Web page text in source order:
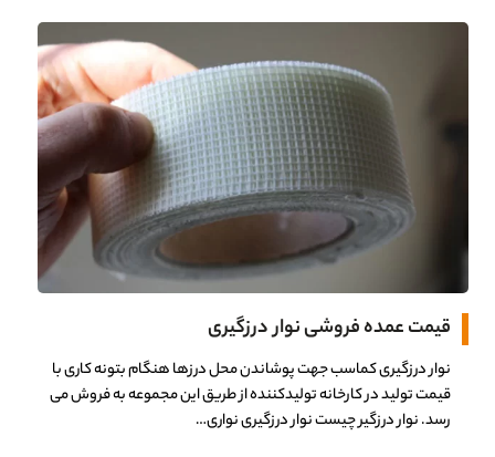
قیمت عمده فروشی نوار درزگیری
نوار درزگیری کماسب جهت پوشاندن محل درزها هنگام بتونه کاری با
قیمت تولید در کارخانه تولیدکننده از طریق این مجموعه به فروش می
رسد. نوار درزگیر چیست نوار درزگیری نواری…